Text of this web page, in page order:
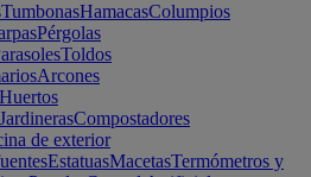
TumbonasHamacasColumpios
Pérgolas
Toldos
Arcones
Huertos
JardinerasCompostadores
de exterior
EstatuasMacetasTermómetros y